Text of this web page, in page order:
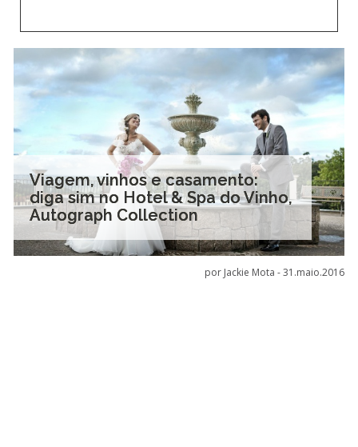
Viagem, vinhos e casamento:
diga sim no Hotel & Spa do Vinho,
Autograph Collection
por Jackie Mota -31.maio.2016